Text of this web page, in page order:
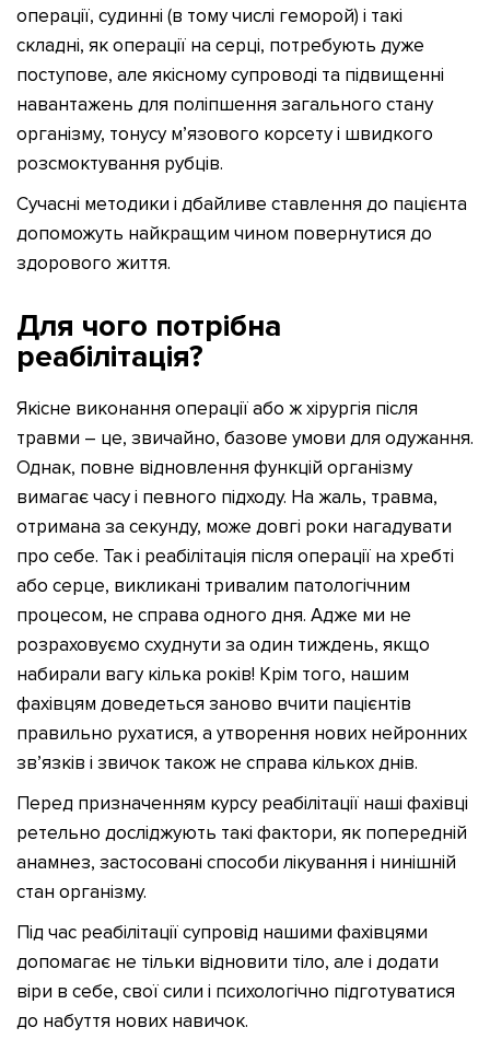
операції, судинні (в тому числі геморой) і такі
складні, як операції на серці, потребують дуже
поступове, але якісному супроводі та підвищенні
навантажень для поліпшення загального стану
організму, тонусу м’язового корсету і швидкого
розсмоктування рубців.
Сучасні методики і дбайливе ставлення до пацієнта
допоможуть найкращим чином повернутися до
здорового життя.
Для чого потрібна
реабілітація?
Якісне виконання операції або ж хірургія після
травми – це, звичайно, базове умови для одужання.
Однак, повне відновлення функцій організму
вимагає часу і певного підходу. На жаль, травма,
отримана за секунду, може довгі роки нагадувати
про себе. Так і реабілітація після операції на хребті
або серце, викликані тривалим патологічним
процесом, не справа одного дня. Адже ми не
розраховуємо схуднути за один тиждень, якщо
набирали вагу кілька років! Крім того, нашим
фахівцям доведеться заново вчити пацієнтів
правильно рухатися, а утворення нових нейронних
зв’язків і звичок також не справа кількох днів.
Перед призначенням курсу реабілітації наші фахівці
ретельно досліджують такі фактори, як попередній
анамнез, застосовані способи лікування і нинішній
стан організму.
Під час реабілітації супровід нашими фахівцями
допомагає не тільки відновити тіло, але і додати
віри в себе, свої сили і психологічно підготуватися
до набуття нових навичок.